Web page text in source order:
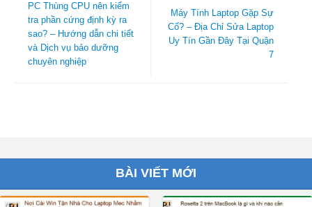
PC Thùng CPU nên kiểm
tra phần cứng định kỳ ra
sao? – Hướng dẫn chi tiết
và Dịch vụ bảo dưỡng
chuyên nghiệp
Máy Tính Laptop Gặp Sự
Cố? – Địa Chỉ Sửa Laptop
Uy Tín Gần Đây Tại Quận
7
BÀI VIẾT MỚI